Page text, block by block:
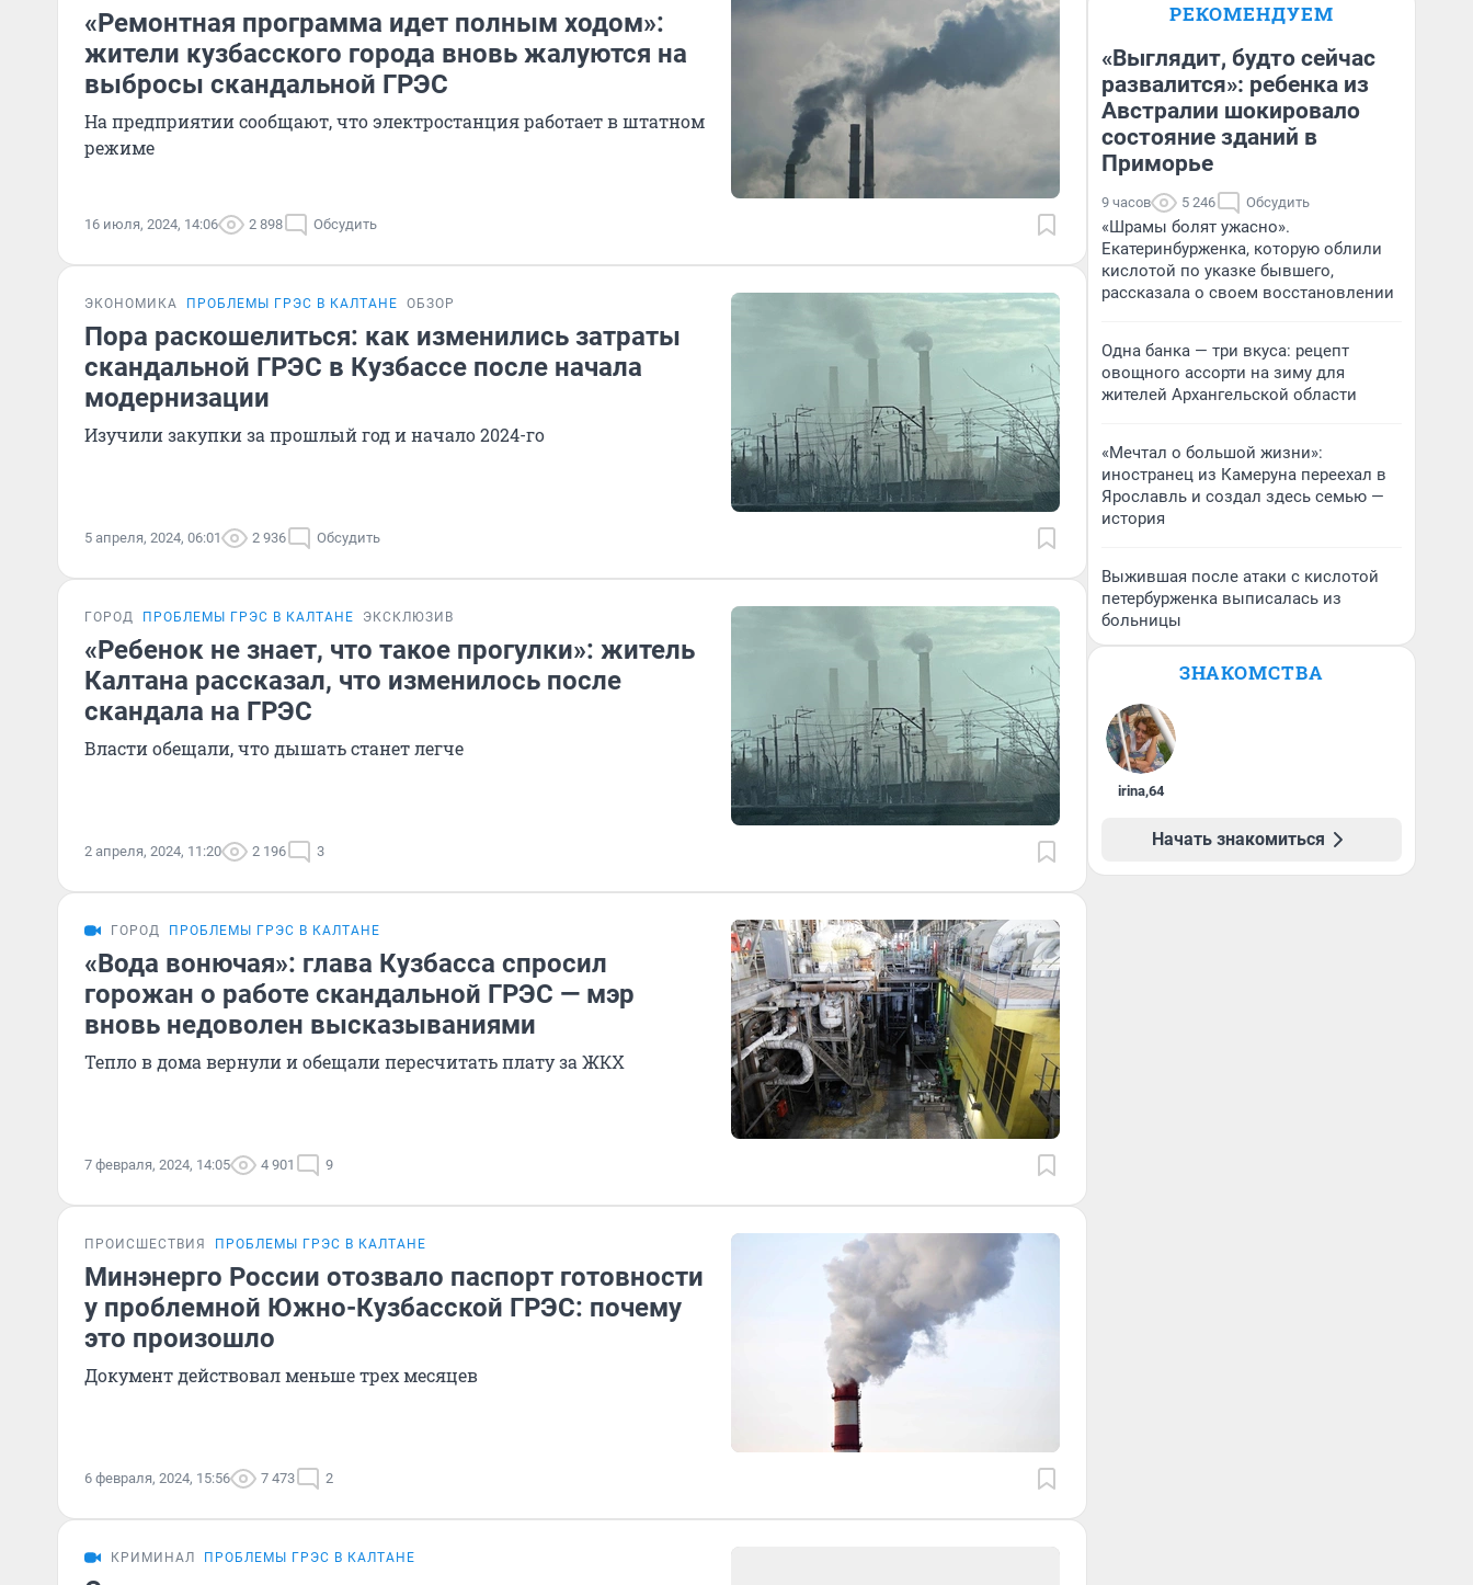
«Ремонтная программа идет полным ходом»:
жители кузбасского города вновь жалуются на
выбросы скандальной ГРЭС
На предприятии сообщают, что электростанция работает в штатном
режиме
16 июля, 2024, 14:06 2 898 Обсудить
ЭКОНОМИКА ПРОБЛЕМЫ ГРЭС В КАЛТАНЕ ОБЗОР
Пора раскошелиться: как изменились затраты
скандальной ГРЭС в Кузбассе после начала
модернизации
Изучили закупки за прошлый год и начало 2024-го
5 апреля, 2024, 06:01 2 936 Обсудить
ГОРОД ПРОБЛЕМЫ ГРЭС В КАЛТАНЕ ЭКСКЛЮЗИВ
«Ребенок не знает, что такое прогулки»: житель
Калтана рассказал, что изменилось после
скандала на ГРЭС
Власти обещали, что дышать станет легче
2 апреля, 2024, 11:20 2 196 3
ГОРОД ПРОБЛЕМЫ ГРЭС В КАЛТАНЕ
«Вода вонючая»: глава Кузбасса спросил
горожан о работе скандальной ГРЭС — мэр
вновь недоволен высказываниями
Тепло в дома вернули и обещали пересчитать плату за ЖКХ
7 февраля, 2024, 14:05 4 901 9
ПРОИСШЕСТВИЯ ПРОБЛЕМЫ ГРЭС В КАЛТАНЕ
Минэнерго России отозвало паспорт готовности
у проблемной Южно-Кузбасской ГРЭС: почему
это произошло
Документ действовал меньше трех месяцев
6 февраля, 2024, 15:56 7 473 2
КРИМИНАЛ ПРОБЛЕМЫ ГРЭС В КАЛТАНЕ
РЕКОМЕНДУЕМ
«Выглядит, будто сейчас
развалится»: ребенка из
Австралии шокировало
состояние зданий в
Приморье
9 часов 5 246 Обсудить
«Шрамы болят ужасно».
Екатеринбурженка, которую облили
кислотой по указке бывшего,
рассказала о своем восстановлении
Одна банка — три вкуса: рецепт
овощного ассорти на зиму для
жителей Архангельской области
«Мечтал о большой жизни»:
иностранец из Камеруна переехал в
Ярославль и создал здесь семью —
история
Выжившая после атаки с кислотой
петербурженка выписалась из
больницы
ЗНАКОМСТВА
irina,64
Начать знакомиться